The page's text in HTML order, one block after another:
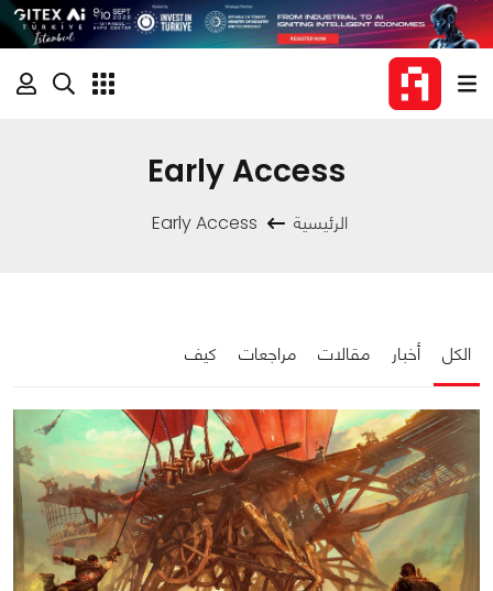
Early Access
الرئيسية Early Access
الكل أخبار مقالات مراجعات كيف